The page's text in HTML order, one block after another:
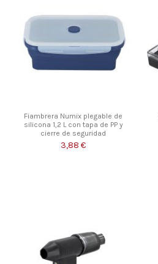
Fiambrera Numix plegable de
silicona 1,2 L con tapa de PP y
cierre de seguridad
3,88 €